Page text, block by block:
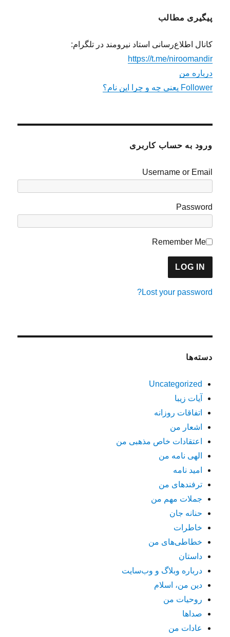
پیگیری مطالب
کانال اطلاع‌رسانی استاد نیرومند در تلگرام:
https://t.me/niroomandir
درباره من
Follower یعنی چه و چرا این نام؟
ورود به حساب کاربری
Username or Email
Password
Remember Me
Lost your password?
دسته‌ها
Uncategorized
آیات زیبا
اتفاقات روزانه
اشعار من
اعتقادات خاص مذهبی من
الهی نامه من
امید نامه
ترفندهای من
جملات مهم من
حنانه جان
خاطرات
خطاطی‌های من
داستان
درباره وبلاگ و وب‌سایت
دین من، اسلام
روحیات من
صداها
عادات من